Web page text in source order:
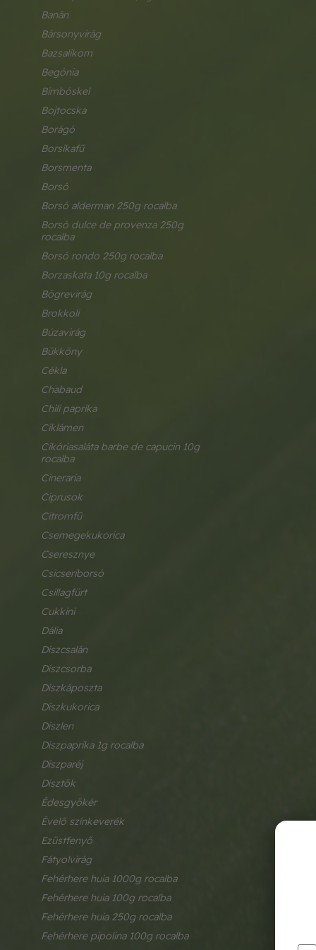
banán
bársonyvirág
bazsalikom
begónia
bimbóskel
bojtocska
borágó
borsikafű
borsmenta
borsó
borsó alderman 250g rocalba
borsó dulce de provenza 250g
rocalba
borsó rondo 250g rocalba
borzaskata 10g rocalba
bögrevirág
brokkoli
búzavirág
bükköny
cékla
chabaud
chili paprika
ciklámen
cikóriasaláta barbe de capucin 10g
rocalba
cineraria
ciprusok
citromfű
csemegekukorica
cseresznye
csicseriborsó
csillagfürt
cukkini
dália
díszcsalán
díszcsorba
díszkáposzta
díszkukorica
díszlen
díszpaprika 1g rocalba
díszparéj
dísztök
édesgyökér
évelő színkeverék
ezüstfenyő
fátyolvirág
fehérhere huia 1000g rocalba
fehérhere huia 100g rocalba
fehérhere huia 250g rocalba
fehérhere pipolina 100g rocalba